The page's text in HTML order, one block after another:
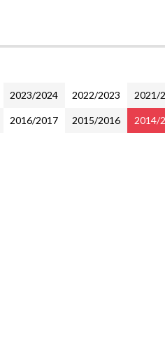
2023/2024 2022/2023 2021/
2016/2017 2015/2016 2014/